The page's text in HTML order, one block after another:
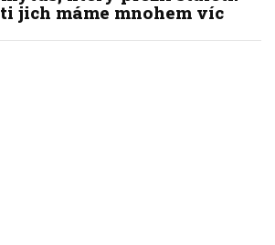
jich máme mnohem víc